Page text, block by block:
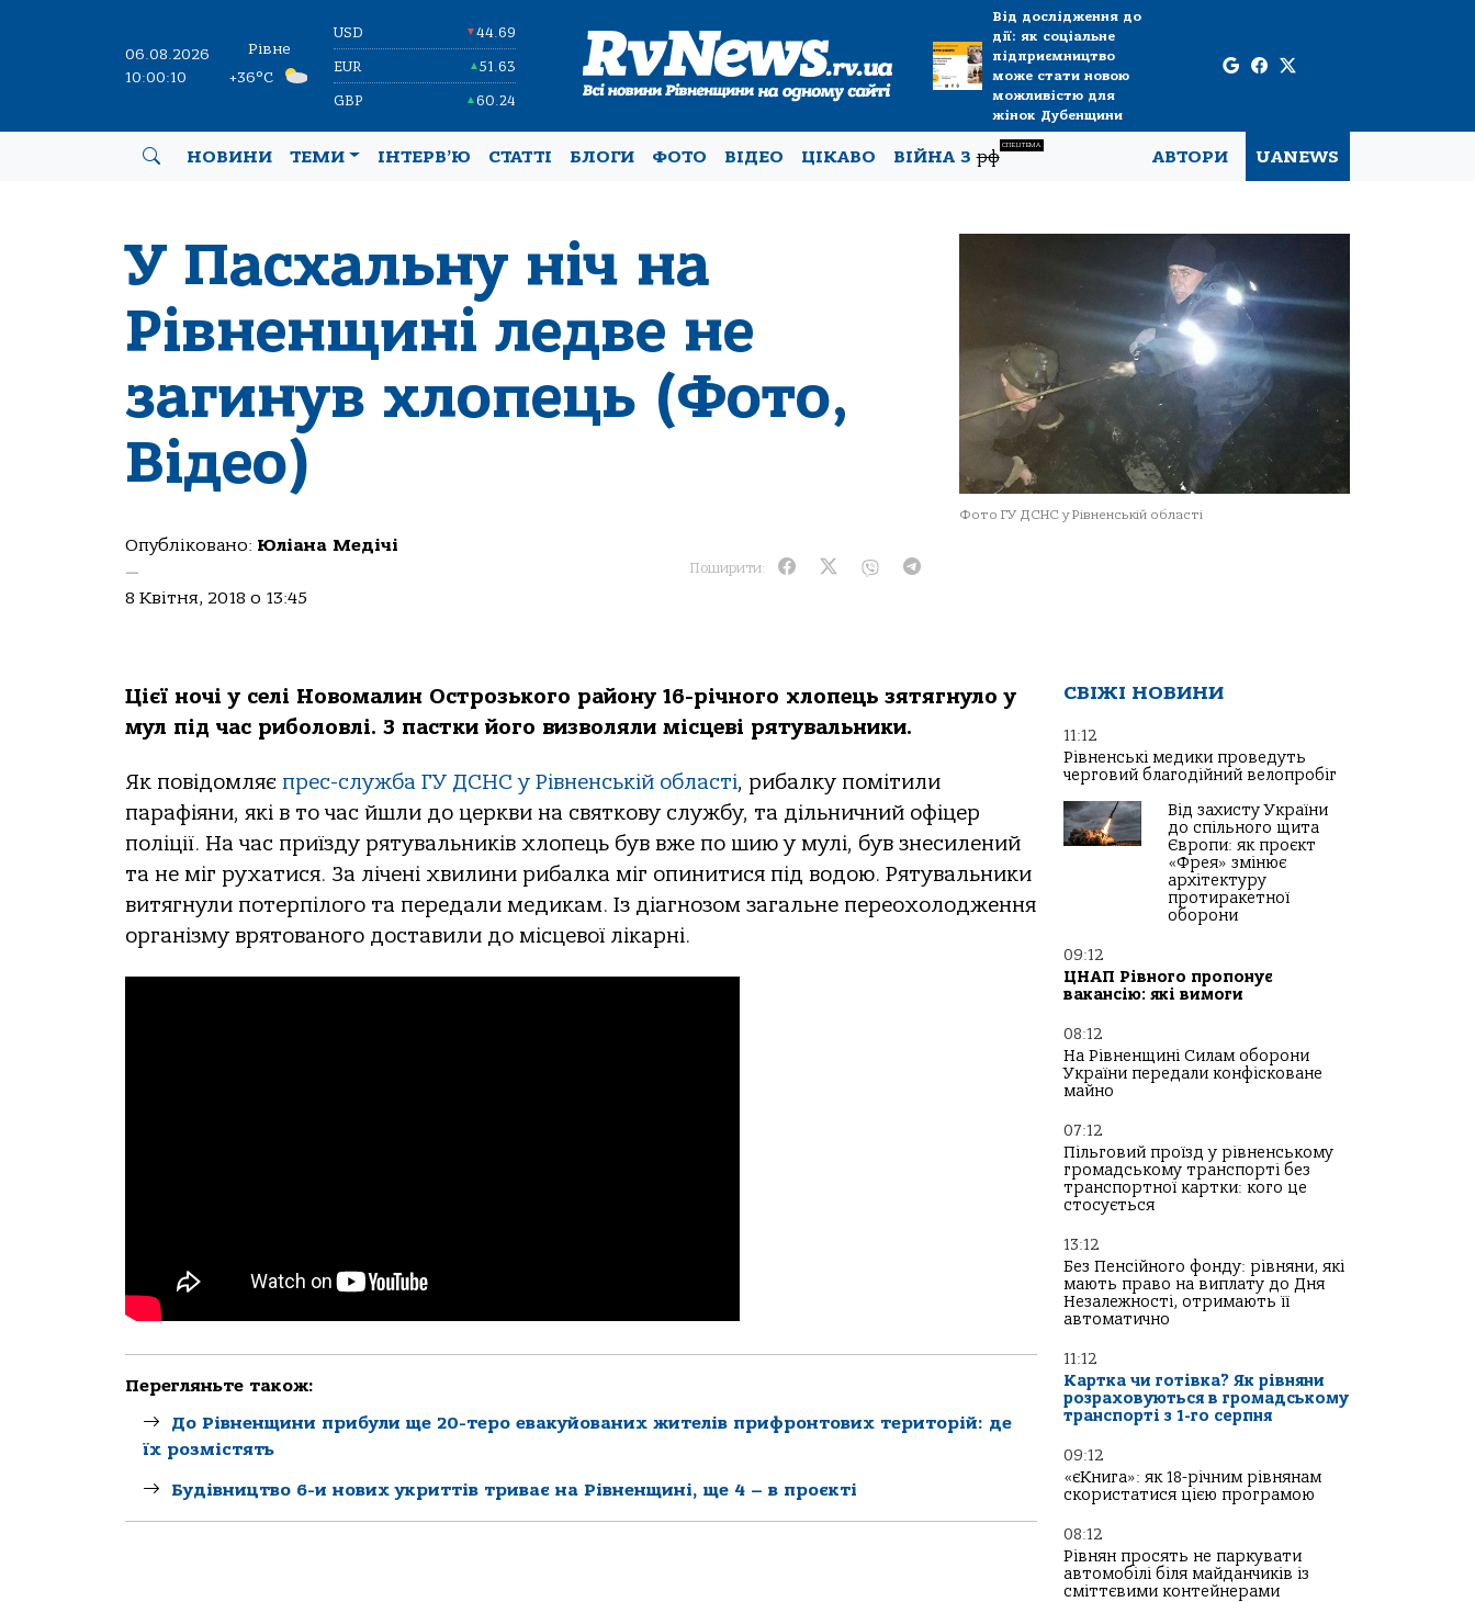
06.08.2026
10:00:11
Рівне
+36°C
USD ▼44.69
EUR ▲51.63
GBP ▲60.24
Від дослідження до
дії: як соціальне
підприємництво
може стати новою
можливістю для
жінок Дубенщини
НОВИНИ ТЕМИ ІНТЕРВ’Ю СТАТТІ БЛОГИ ФОТО ВІДЕО ЦІКАВО ВІЙНА Зрф
СПЕЦТЕМА
АВТОРИ UANEWS
У Пасхальну ніч на
Рівненщині ледве не
загинув хлопець (Фото,
Відео)
Опубліковано: Юліана Медічі
—
8 Квітня, 2018 о 13:45
Поширити:
Фото ГУ ДСНС у Рівненській області
Цієї ночі у селі Новомалин Острозького району 16-річного хлопець зятягнуло у
мул під час риболовлі. З пастки його визволяли місцеві рятувальники.
Як повідомляє прес-служба ГУ ДСНС у Рівненській області, рибалку помітили
парафіяни, які в то час йшли до церкви на святкову службу, та дільничний офіцер
поліції. На час приїзду рятувальників хлопець був вже по шию у мулі, був знесилений
та не міг рухатися. За лічені хвилини рибалка міг опинитися під водою. Рятувальники
витягнули потерпілого та передали медикам. Із діагнозом загальне переохолодження
організму врятованого доставили до місцевої лікарні.
Перегляньте також:
До Рівненщини прибули ще 20-теро евакуйованих жителів прифронтових територій: де
їх розмістять
Будівництво 6-и нових укриттів триває на Рівненщині, ще 4 – в проєкті
СВІЖІ НОВИНИ
11:12
Рівненські медики проведуть
черговий благодійний велопробіг
Від захисту України
до спільного щита
Європи: як проєкт
«Фрея» змінює
архітектуру
протиракетної
оборони
09:12
ЦНАП Рівного пропонує
вакансію: які вимоги
08:12
На Рівненщині Силам оборони
України передали конфісковане
майно
07:12
Пільговий проїзд у рівненському
громадському транспорті без
транспортної картки: кого це
стосується
13:12
Без Пенсійного фонду: рівняни, які
мають право на виплату до Дня
Незалежності, отримають її
автоматично
11:12
Картка чи готівка? Як рівняни
розраховуються в громадському
транспорті з 1-го серпня
09:12
«єКнига»: як 18-річним рівнянам
скористатися цією програмою
08:12
Рівнян просять не паркувати
автомобілі біля майданчиків із
сміттєвими контейнерами